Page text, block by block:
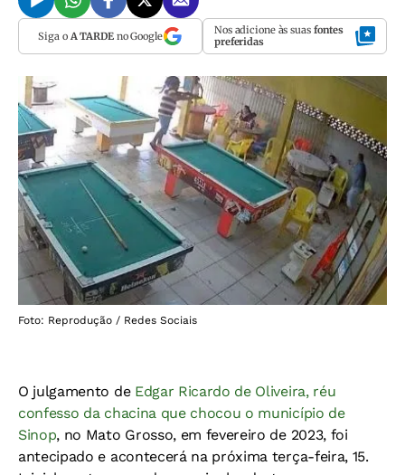
Siga o A TARDEno Google Nos adicione às suas fontes
preferidas
Foto: Reprodução / Redes Sociais
O julgamento de Edgar Ricardo de Oliveira, réu
confesso da chacina que chocou o município de
Sinop, no Mato Grosso, em fevereiro de 2023, foi
antecipado e acontecerá na próxima terça-feira, 15.